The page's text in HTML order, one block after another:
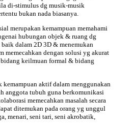
di-stimulus dg musik-musik
bukan nada biasanya.
merupakan kemampuan memahami
hubungan objek & ruang dg
dalam 2D 3D & menemukan
memecahkan dengan solusi yg akurat
keilmuan formal & bidang
kemampuan aktif dalam menggunakan
anggota tubuh guna berkomunikasi
memecahkan masalah secara
ditemukan pada orang yg unggul
menari, seni tari, seni akrobatik,